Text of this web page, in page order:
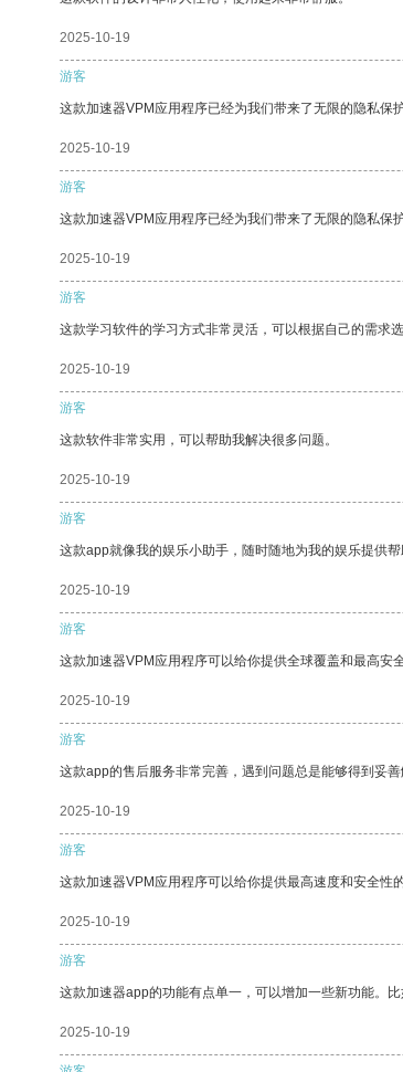
2025-10-19
游客
这款加速器VPM应用程序已经为我们带来了无限的隐私保
2025-10-19
游客
这款加速器VPM应用程序已经为我们带来了无限的隐私保
2025-10-19
游客
这款学习软件的学习方式非常灵活，可以根据自己的需求
2025-10-19
游客
这款软件非常实用，可以帮助我解决很多问题。
2025-10-19
游客
这款app就像我的娱乐小助手，随时随地为我的娱乐提供帮
2025-10-19
游客
这款加速器VPM应用程序可以给你提供全球覆盖和最高安
2025-10-19
游客
这款app的售后服务非常完善，遇到问题总是能够得到妥善
2025-10-19
游客
这款加速器VPM应用程序可以给你提供最高速度和安全性的
2025-10-19
游客
这款加速器app的功能有点单一，可以增加一些新功能。
2025-10-19